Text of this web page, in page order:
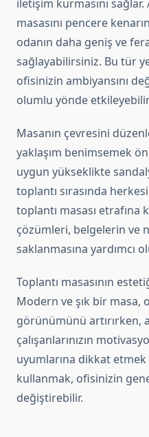
iletişim kurmasını
masasını pencere
odanın daha geniş ve
sağlayabilirsiniz. Bu tür
ofisinizin ambiyansını
olumlu yönde
Masanın çevresini
yaklaşım benimsemek
uygun yükseklikte
toplantı sırasında
toplantı masası etrafına
çözümleri, belgelerin ve
saklanmasına yardımcı
Toplantı masasının
Modern ve şık bir
görünümünü artırırken,
çalışanlarınızın
uyumlarına dikkat
kullanmak, ofisinizin
değiştirebilir.